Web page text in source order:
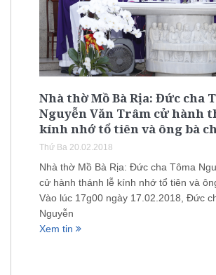
Nhà thờ Mồ Bà Rịa: Đức cha
Nguyễn Văn Trâm cử hành
kính nhớ tổ tiên và ông bà
Thứ Ba 20.02.2018
Nhà thờ Mồ Bà Rịa: Đức cha Tôma
cử hành thánh lễ kính nhớ tổ tiên và
Vào lúc 17g00 ngày 17.02.2018, Đức
Nguyễn
Xem tin